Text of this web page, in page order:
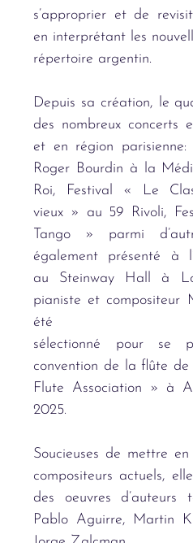
s’approprier et de
en interprétant les
répertoire argentin.
Depuis sa création, le
des nombreux concerts
et en région
Roger Bourdin à la
Roi, Festival « Le
vieux » au 59 Rivoli,
Tango » parmi
également présenté à
au Steinway Hall à
pianiste et compositeur
été
sélectionné pour se
convention de la flûte
Flute Association » à
2025.
Soucieuses de mettre
compositeurs actuels,
des oeuvres d’auteurs
Pablo Aguirre, Martin